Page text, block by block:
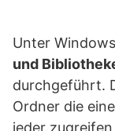
Unter
und
durchgeführt.
Ordner die
jeder